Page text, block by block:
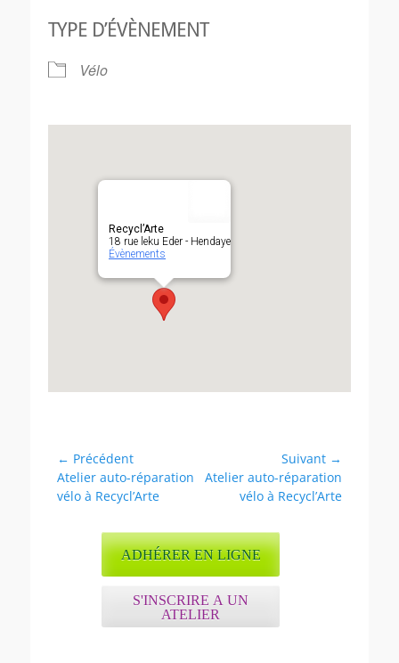
TYPE D’ÉVÈNEMENT
Vélo
Recycl’Arte
18 rue leku Eder - Hendaye
Évènements
Navigation
de
l’article
← Précédent
Article
précédent :
Atelier auto-réparation
vélo à Recycl’Arte
Suivant →
Article
suivant :
Atelier auto-réparation
vélo à Recycl’Arte
ADHÉRER EN LIGNE
S'INSCRIRE A UN
ATELIER